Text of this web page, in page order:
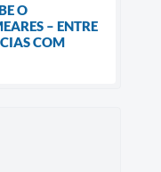
O
– ENTRE
COM